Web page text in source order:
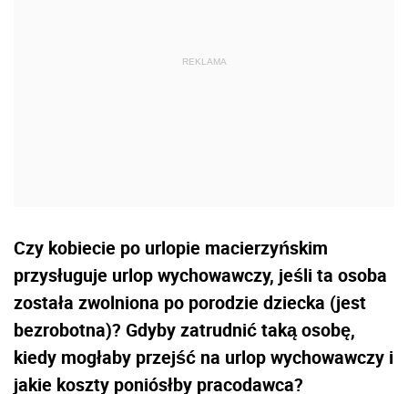
Czy kobiecie po urlopie macierzyńskim
przysługuje urlop wychowawczy, jeśli ta osoba
została zwolniona po porodzie dziecka (jest
bezrobotna)? Gdyby zatrudnić taką osobę,
kiedy mogłaby przejść na urlop wychowawczy i
jakie koszty poniósłby pracodawca?